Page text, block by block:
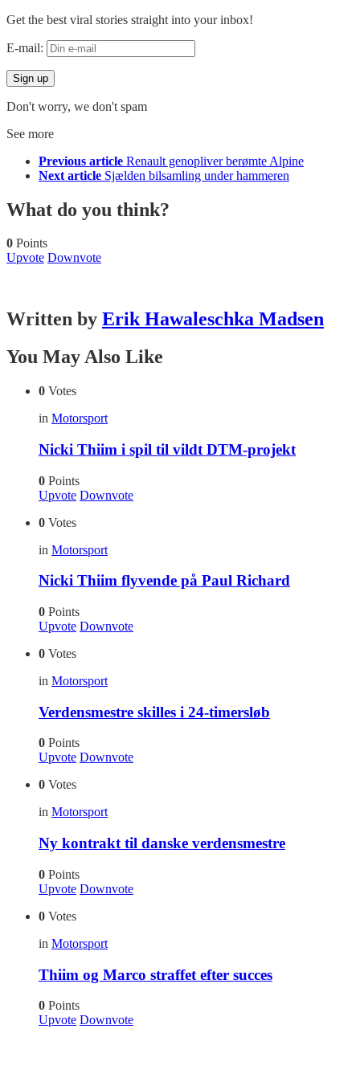
Get the best viral stories straight into your inbox!
E-mail:
Don't worry, we don't spam
See more
Previous article Renault genopliver berømte Alpine
Next article Sjælden bilsamling under hammeren
What do you think?
0 Points
Upvote Downvote
Written by Erik Hawaleschka Madsen
You May Also Like
0 Votes
in Motorsport
Nicki Thiim i spil til vildt DTM-projekt
0 Points
Upvote Downvote
0 Votes
in Motorsport
Nicki Thiim flyvende på Paul Richard
0 Points
Upvote Downvote
0 Votes
in Motorsport
Verdensmestre skilles i 24-timersløb
0 Points
Upvote Downvote
0 Votes
in Motorsport
Ny kontrakt til danske verdensmestre
0 Points
Upvote Downvote
0 Votes
in Motorsport
Thiim og Marco straffet efter succes
0 Points
Upvote Downvote